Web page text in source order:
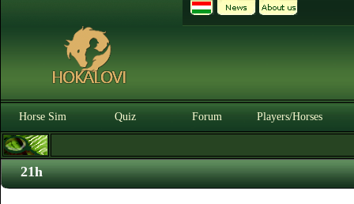
Horse Sim Quiz Forum Players/Horses
21h